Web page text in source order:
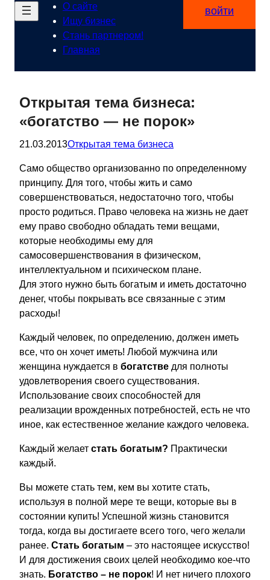
О сайте
Ищу бизнес
Стань партнером!
Главная
войти
Открытая тема бизнеса:
«богатство — не порок»
21.03.2013Открытая тема бизнеса
Само общество организованно по определенному
принципу. Для того, чтобы жить и само
совершенствоваться, недостаточно того, чтобы
просто родиться. Право человека на жизнь не дает
ему право свободно обладать теми вещами,
которые необходимы ему для
самосовершенствования в физическом,
интеллектуальном и психическом плане.
Для этого нужно быть богатым и иметь достаточно
денег, чтобы покрывать все связанные с этим
расходы!
Каждый человек, по определению, должен иметь
все, что он хочет иметь! Любой мужчина или
женщина нуждается в богатстве для полноты
удовлетворения своего существования.
Использование своих способностей для
реализации врожденных потребностей, есть не что
иное, как естественное желание каждого человека.
Каждый желает стать богатым? Практически
каждый.
Вы можете стать тем, кем вы хотите стать,
используя в полной мере те вещи, которые вы в
состоянии купить! Успешной жизнь становится
тогда, когда вы достигаете всего того, чего желали
ранее. Стать богатым – это настоящее искусство!
И для достижения своих целей необходимо кое-что
знать. Богатство – не порок! И нет ничего плохого